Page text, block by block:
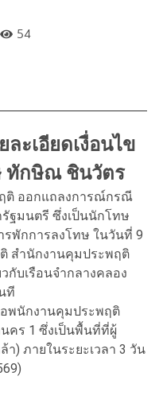
54
ะเอียดเงื่อนไข
ทักษิณ ชินวัตร
ติ ออกแถลงการณ์กรณี
ฐมนตรี ซึ่งเป็นนักโทษ
พักการลงโทษ ในวันที่ 9
สำนักงานคุมประพฤติ
กับเรือนจำกลางคลอง
ที
พนักงานคุมประพฤติ
คร 1 ซึ่งเป็นพื้นที่ที่ผู้
) ภายในระยะเวลา 3 วัน